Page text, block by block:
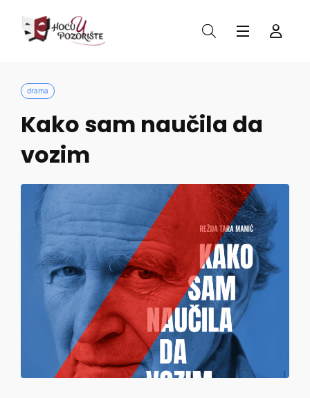
drama
Kako sam naučila da
vozim